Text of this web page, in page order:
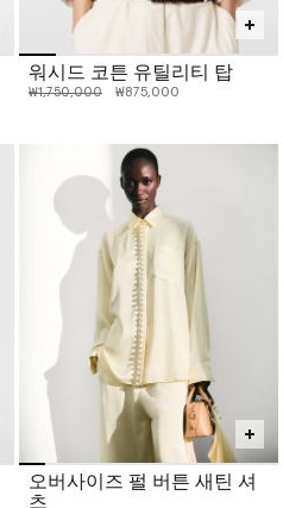
워시드 코튼 유틸리티 탑
인하 전 가격:
₩1,750,000인하된 가격:
₩875,000
오버사이즈 펄 버튼 새틴 셔
츠